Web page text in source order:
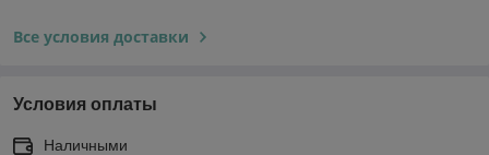
Все условия доставки
Условия оплаты
Наличными